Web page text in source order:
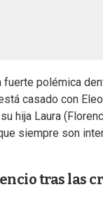
polémica
casado con
hija Laura
siempre son
tras las